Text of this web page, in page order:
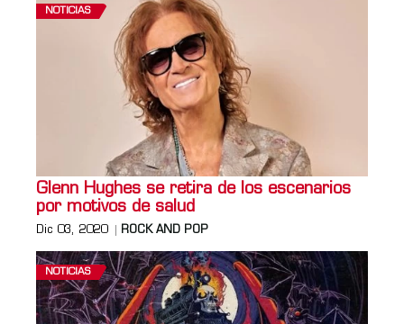
NOTICIAS
Glenn Hughes se retira de los escenarios
por motivos de salud
Dic 03, 2020 ROCK AND POP
NOTICIAS